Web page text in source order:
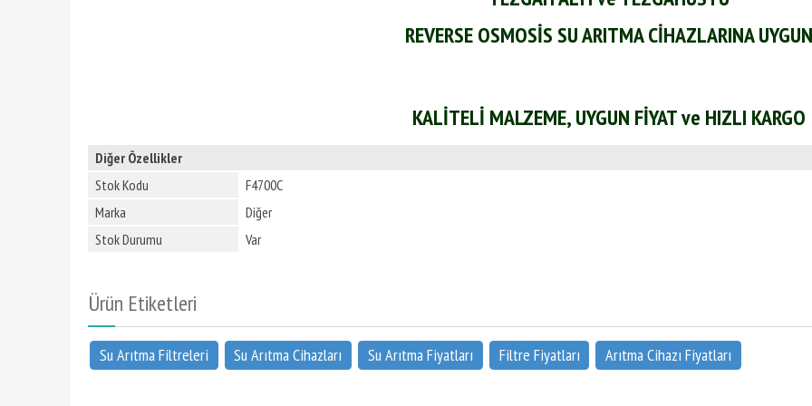
REVERSE OSMOSİS SU ARITMA CİHAZLARINA UYGUN
KALİTELİ MALZEME, UYGUN FİYATve HIZLI KARGO
Diğer Özellikler
Stok Kodu
F4700C
Marka
Diğer
Stok Durumu
Var
Ürün Etiketleri
Su Arıtma Filtreleri Su Arıtma Cihazları Su Arıtma Fiyatları Filtre Fiyatları Arıtma Cihazı Fiyatları